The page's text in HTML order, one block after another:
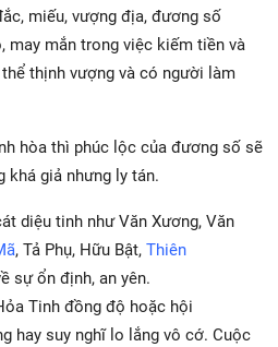
miếu, vượng địa, đương số
may mắn trong việc kiếm tiền và
thịnh vượng và có người làm
hòa thì phúc lộc của đương số sẽ
khá giả nhưng ly tán.
diệu tinh như Văn Xương, Văn
, Tả Phụ, Hữu Bật, Thiên
sự ổn định, an yên.
Tinh đồng độ hoặc hội
hay suy nghĩ lo lắng vô cớ. Cuộc